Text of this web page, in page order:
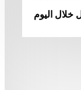
خلال اليوم